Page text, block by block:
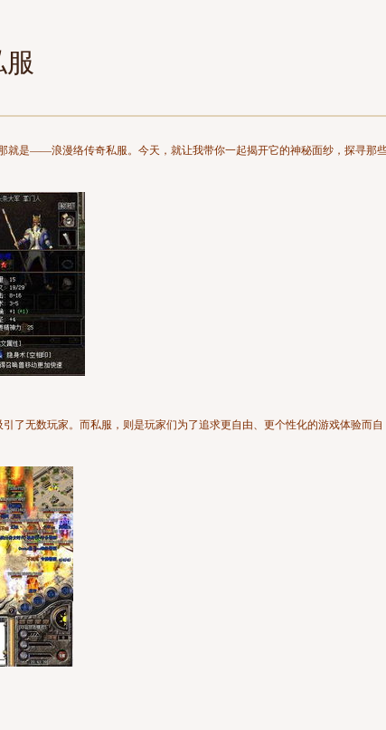
就是——浪漫络传奇私服。今天，就让我带你一起揭开它的神秘面纱，探寻那
了无数玩家。而私服，则是玩家们为了追求更自由、更个性化的游戏体验而自